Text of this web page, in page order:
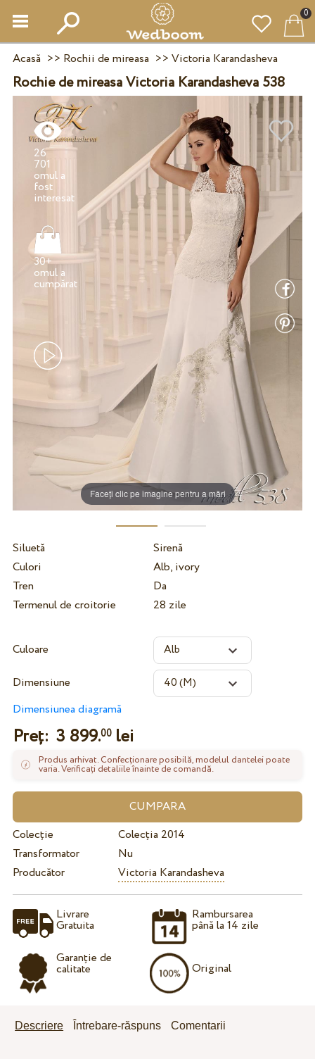
0
Acasă >> Rochii de mireasa >> Victoria Karandasheva
Rochie de mireasa Victoria Karandasheva 538
Faceți clic pe imagine pentru a mări
26
701
omul a
fost
30+
omul a
Siluetă
Sirenă
Culori
Alb, ivory
Tren
Da
Termenul de croitorie
28 zile
Culoare
Dimensiune
Dimensiunea diagramă
Preț: 3 899.00lei
Produs arhivat. Confecționare posibilă, modelul dantelei poate
varia. Verificați detaliile înainte de comandă.
Colecție
Colecția 2014
Transformator
Nu
Producător
Victoria Karandasheva
Livrare
Gratuita
Garanție de
calitate
Rambursarea
până la 14 zile
Original
Descriere Întrebare-răspuns Comentarii